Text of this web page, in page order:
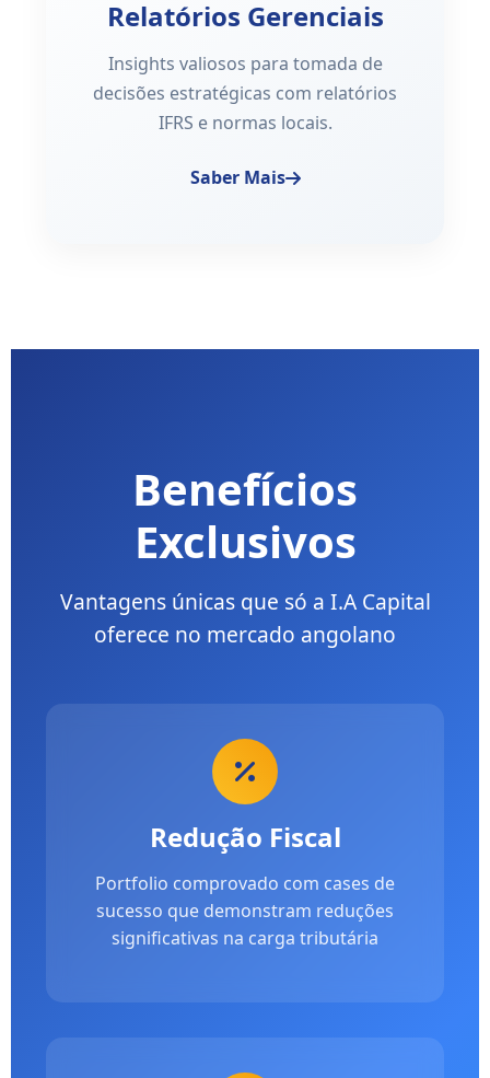
Relatórios Gerenciais
Insights valiosos para tomada de
decisões estratégicas com relatórios
IFRS e normas locais.
Saber Mais
Benefícios
Exclusivos
Vantagens únicas que só a I.A Capital
oferece no mercado angolano
Redução Fiscal
Portfolio comprovado com cases de
sucesso que demonstram reduções
significativas na carga tributária